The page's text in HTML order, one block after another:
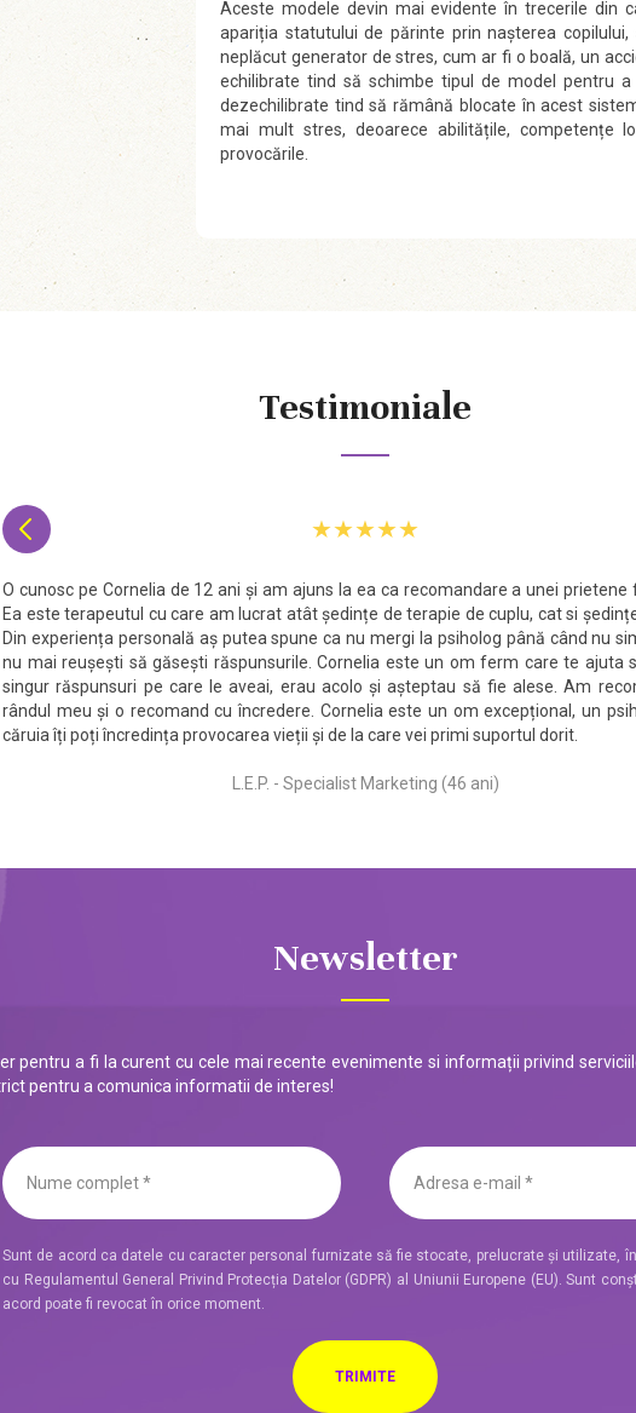
Aceste modele devin mai evidente în trecerile din
apariția statutului de părinte prin naşterea
neplăcut generator de stres, cum ar fi o boală, un
echilibrate tind să schimbe tipul de model pentru
dezechilibrate tind să rămână blocate în acest
mai mult stres, deoarece abilitățile, competențe
provocările.
Testimoniale
★★★★★
O cunosc pe Cornelia de 12 ani și am ajuns la ea ca recomandare a unei prietene
Ea este terapeutul cu care am lucrat atât ședințe de terapie de cuplu, cat si
Din experiența personală aș putea spune ca nu mergi la psiholog până când nu
nu mai reușești să găsești răspunsurile. Cornelia este un om ferm care te ajuta
singur răspunsuri pe care le aveai, erau acolo și așteptau să fie alese. Am
rândul meu și o recomand cu încredere. Cornelia este un om excepțional, un
căruia îți poți încredința provocarea vieții și de la care vei primi suportul dorit.
L.E.P. - Specialist Marketing (46 ani)

Newsletter
pentru a fi la curent cu cele mai recente evenimente si informații privind
pentru a comunica informatii de interes!
Sunt de acord ca datele cu caracter personal furnizate să fie stocate, prelucrate și utilizate,
cu Regulamentul General Privind Protecția Datelor (GDPR) al Uniunii Europene (EU). Sunt
acord poate fi revocat în orice moment.